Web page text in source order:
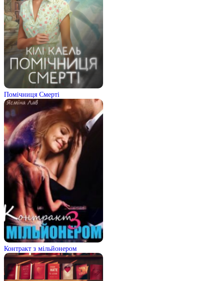
Помічниця Смерті
Контракт з мільйонером